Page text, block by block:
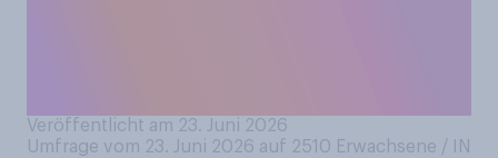
Veröffentlicht am 23. Juni 2026
Umfrage vom 23. Juni 2026 auf 2510 Erwachsene / IN